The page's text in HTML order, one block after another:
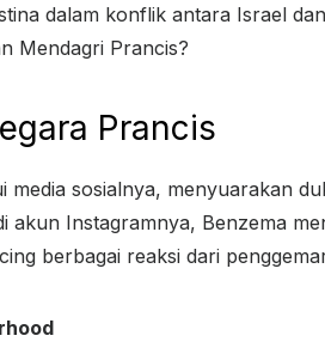
dalam konflik antara Israel
Mendagri Prancis?
Prancis
sosialnya, menyuarakan
Instagramnya, Benzema
berbagai reaksi dari